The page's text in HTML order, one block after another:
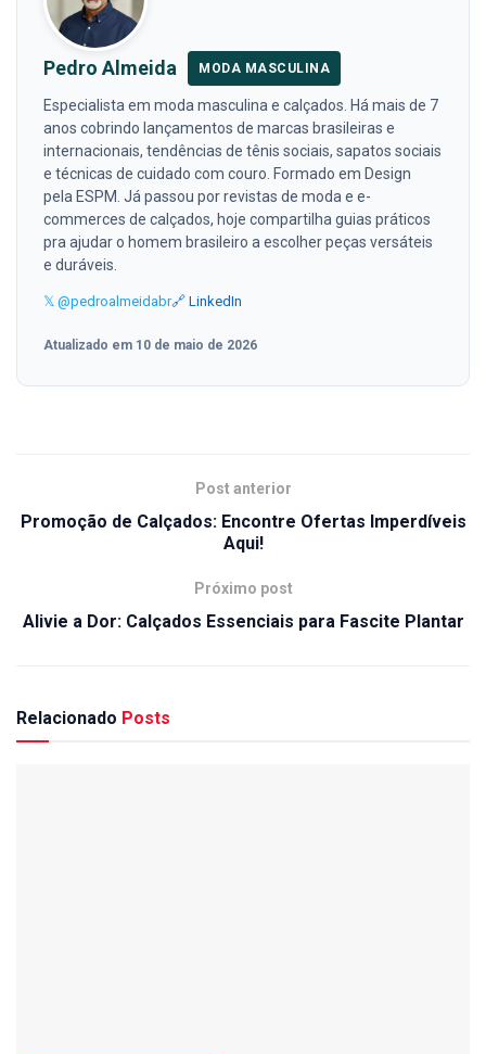
Pedro Almeida MODA MASCULINA
Especialista em moda masculina e calçados. Há mais de 7
anos cobrindo lançamentos de marcas brasileiras e
internacionais, tendências de tênis sociais, sapatos sociais
e técnicas de cuidado com couro. Formado em Design
pela ESPM. Já passou por revistas de moda e e-
commerces de calçados, hoje compartilha guias práticos
pra ajudar o homem brasileiro a escolher peças versáteis
e duráveis.
𝕏 @pedroalmeidabr🔗 LinkedIn
Atualizado em 10 de maio de 2026
Post anterior
Promoção de Calçados: Encontre Ofertas Imperdíveis
Aqui!
Próximo post
Alivie a Dor: Calçados Essenciais para Fascite Plantar
Relacionado Posts